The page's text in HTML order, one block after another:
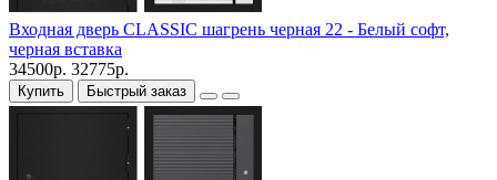
Входная дверь CLASSIC шагрень черная 22 - Белый софт,
черная вставка
34500р. 32775р.
Купить Быстрый заказ